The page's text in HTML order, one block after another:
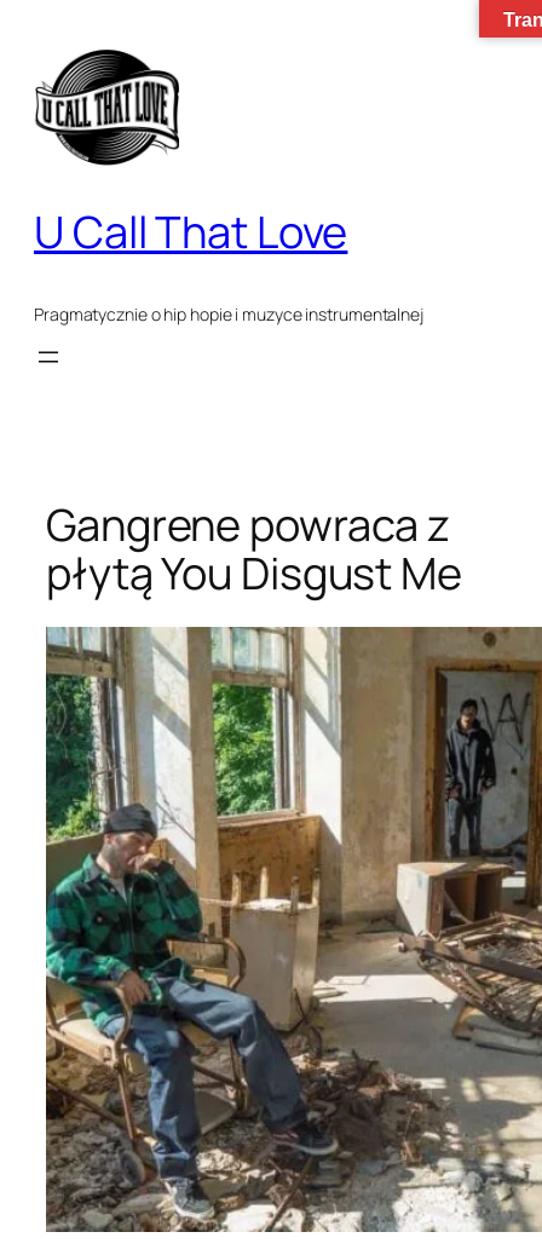
treści
U Call That Love
Pragmatycznie o hip hopie i muzyce instrumentalnej
Gangrene powraca z
płytą You Disgust Me